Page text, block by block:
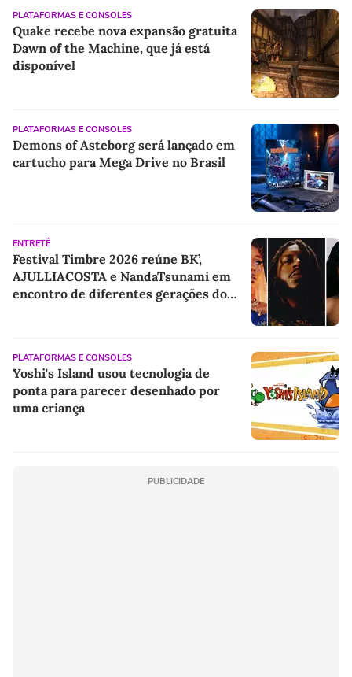
PLATAFORMAS E CONSOLES
Quake recebe nova expansão gratuita
Dawn of the Machine, que já está
disponível
PLATAFORMAS E CONSOLES
Demons of Asteborg será lançado em
cartucho para Mega Drive no Brasil
ENTRETÊ
Festival Timbre 2026 reúne BK’,
AJULLIACOSTA e NandaTsunami em
encontro de diferentes gerações do
PLATAFORMAS E CONSOLES
Yoshi's Island usou tecnologia de
ponta para parecer desenhado por
uma criança
PUBLICIDADE